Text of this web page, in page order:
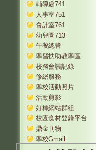
輔導處741
人事室751
會計室761
幼兒園713
午餐總管
學習扶助教學區
校務會議記錄
修繕服務
學校活動照片
活動剪影
好棒網站群組
校園食材登錄平台
鼎金刊物
學校Gmail